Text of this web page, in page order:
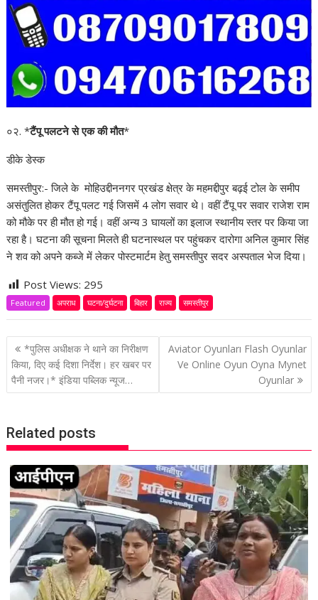
०२. *टैंपू पलटने से एक की मौत*
डीके डेस्क
समस्तीपुर:- जिले के मोहिउद्दीननगर प्रखंड क्षेत्र के महमद्दीपुर बढ़ई टोल के समीप
असंतुलित होकर टैंपू पलट गई जिसमें 4 लोग सवार थे। वहीं टैंपू पर सवार राजेश राम
को मौके पर ही मौत हो गई। वहीं अन्य 3 घायलों का इलाज स्थानीय स्तर पर किया जा
रहा है। घटना की सूचना मिलते ही घटनास्थल पर पहुंचकर दारोगा अनिल कुमार सिंह
ने शव को अपने कब्जे में लेकर पोस्टमार्टम हेतु समस्तीपुर सदर अस्पताल भेज दिया।
Post Views: 295
Featured अपराध घटना/दुर्घटना बिहार राज्य समस्तीपुर
P
o
s
n
a
v
g
a
t
i
o
n
*पुलिस अधीक्षक ने थाने का निरीक्षण
किया, दिए कई दिशा निर्देश। हर खबर पर
पैनी नजर।* इंडिया पब्लिक न्यूज…
Aviator Oyunları Flash Oyunlar
Ve Online Oyun Oyna Mynet
Oyunlar
Related posts